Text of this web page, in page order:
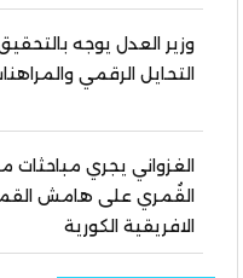
وزير العدل يوجه
التحايل الرقمي
الغزواني يجري مباحثات
القُمري على هامش
الافريقية الكورية